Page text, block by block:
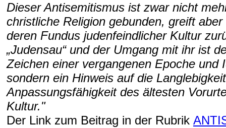
Dieser Antisemitismus ist zwar nicht
christliche Religion gebunden, greift
deren Fundus judenfeindlicher Kultur
„Judensau“ und der Umgang mit ihr ist
Zeichen einer vergangenen Epoche und
sondern ein Hinweis auf die
Anpassungsfähigkeit des ältesten
Kultur."
Der Link zum Beitrag in der Rubrik